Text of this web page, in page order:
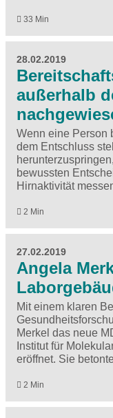
33 Min
28.02.2019
außerhalb
Wenn eine Person
dem Entschluss
bewussten
Hirnaktivität
2 Min
27.02.2019
Angela
Mit einem klaren
Merkel das neue
Institut für
eröffnet. Sie
2 Min